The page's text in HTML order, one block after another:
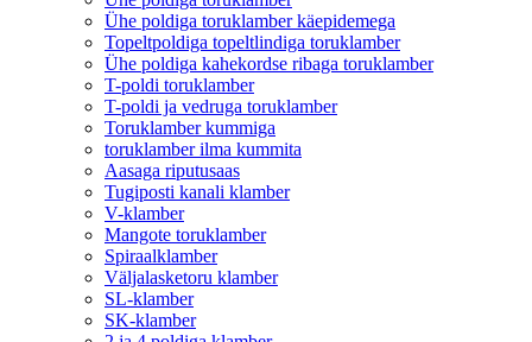
Ühe poldiga toruklamber käepidemega
Topeltpoldiga topeltlindiga toruklamber
Ühe poldiga kahekordse ribaga toruklamber
T-poldi toruklamber
T-poldi ja vedruga toruklamber
Toruklamber kummiga
toruklamber ilma kummita
Aasaga riputusaas
Tugiposti kanali klamber
V-klamber
Mangote toruklamber
Spiraalklamber
Väljalasketoru klamber
SL-klamber
SK-klamber